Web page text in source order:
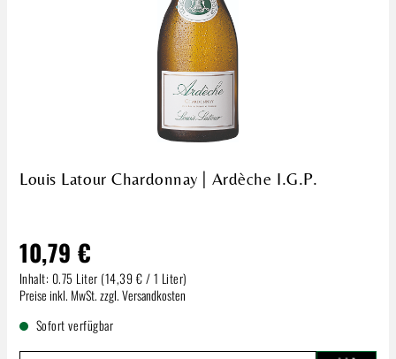
Louis Latour Chardonnay | Ardèche I.G.P.
10,79 €
Inhalt: 0.75 Liter (14,39 € / 1 Liter)
Regulärer Preis:
Preise inkl. MwSt. zzgl. Versandkosten
Sofort verfügbar